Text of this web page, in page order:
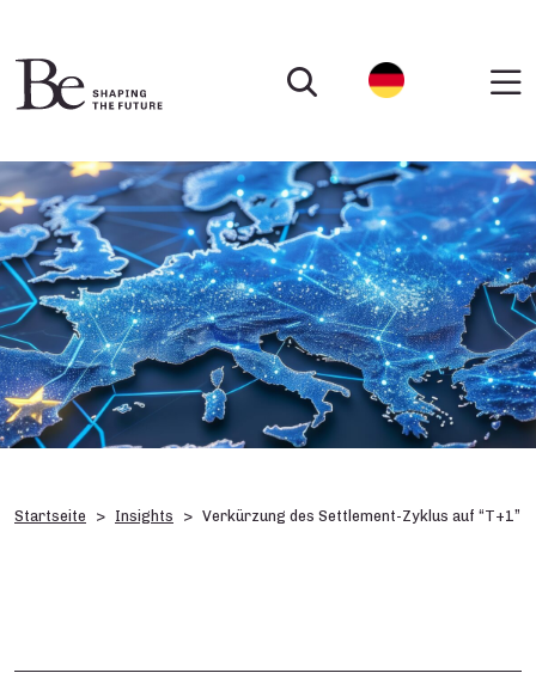
Startseite Insights Verkürzung des Settlement-Zyklus auf “T+1”